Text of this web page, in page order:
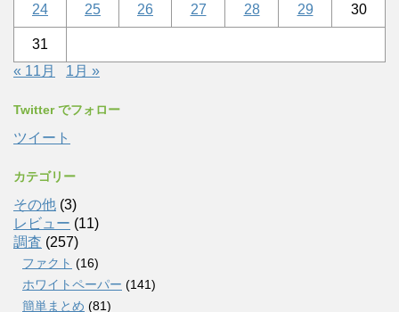
24 25 26 27 28 29 30
31
« 11月
1月 »
Twitter でフォロー
ツイート
カテゴリー
その他 (3)
レビュー (11)
調査 (257)
ファクト (16)
ホワイトペーパー (141)
簡単まとめ (81)